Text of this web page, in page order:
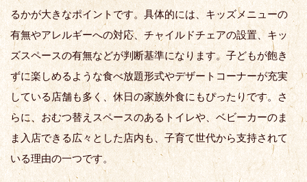
るかが大きなポイントです。具体的には、キッズメニューの
有無やアレルギーへの対応、チャイルドチェアの設置、キッ
ズスペースの有無などが判断基準になります。子どもが飽き
ずに楽しめるような食べ放題形式やデザートコーナーが充実
している店舗も多く、休日の家族外食にもぴったりです。さ
らに、おむつ替えスペースのあるトイレや、ベビーカーのま
ま入店できる広々とした店内も、子育て世代から支持されて
いる理由の一つです。